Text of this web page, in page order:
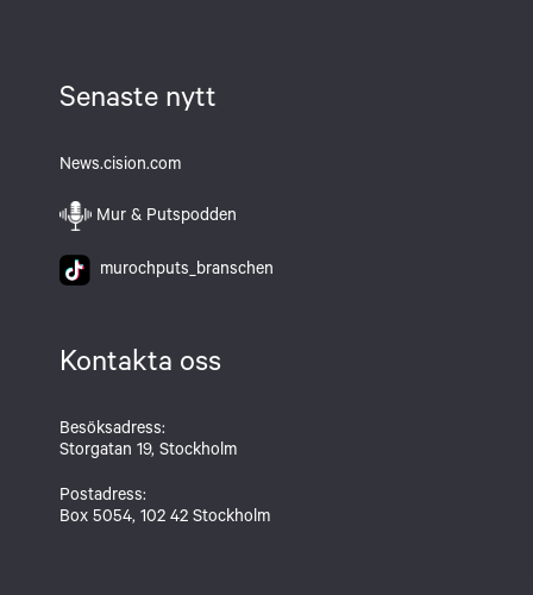
Senaste nytt
News.cision.com
Mur & Putspodden
murochputs_branschen
Kontakta oss
Besöksadress:
Storgatan 19, Stockholm
Postadress:
Box 5054, 102 42 Stockholm